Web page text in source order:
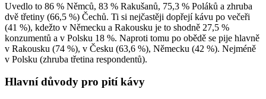
Uvedlo to 86 % Němců, 83 % Rakušanů, 75,3 % Poláků a zhruba
dvě třetiny (66,5 %) Čechů. Ti si nejčastěji dopřejí kávu po večeři
(41 %), kdežto v Německu a Rakousku je to shodně 27,5 %
konzumentů a v Polsku 18 %. Naproti tomu po obědě se pije hlavně
v Rakousku (74 %), v Česku (63,6 %), Německu (42 %). Nejméně
v Polsku (zhruba třetina respondentů).
Hlavní důvody pro pití kávy